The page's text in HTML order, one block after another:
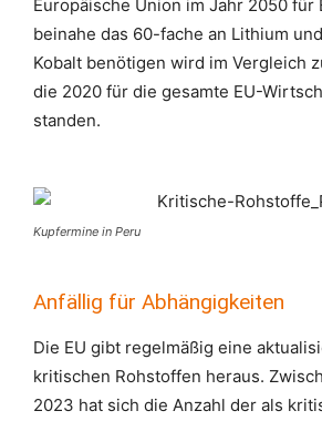
Europäische Union im Jahr 2050
beinahe das 60-fache an Lithium
Kobalt benötigen wird im Vergleich
die 2020 für die gesamte EU-
standen.
Kupfermine in Peru
Anfällig für Abhängigkeiten
Die EU gibt regelmäßig eine
kritischen Rohstoffen heraus.
2023 hat sich die Anzahl der als